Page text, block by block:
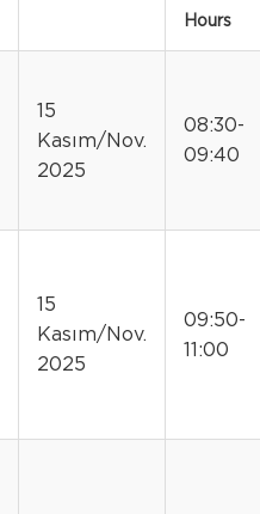
Hours
15
Kasım/Nov.
2025
08:30-
09:40
15
Kasım/Nov.
2025
09:50-
11:00